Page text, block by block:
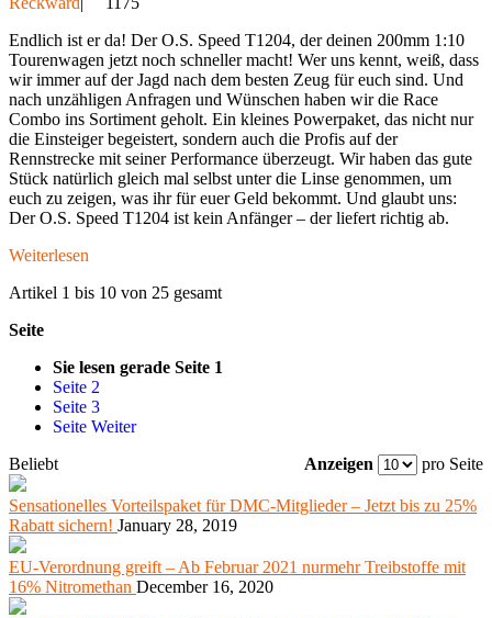
Endlich ist er da! Der O.S. Speed T1204, der deinen 200mm 1:10
Tourenwagen jetzt noch schneller macht! Wer uns kennt, weiß, dass
wir immer auf der Jagd nach dem besten Zeug für euch sind. Und
nach unzähligen Anfragen und Wünschen haben wir die Race
Combo ins Sortiment geholt. Ein kleines Powerpaket, das nicht nur
die Einsteiger begeistert, sondern auch die Profis auf der
Rennstrecke mit seiner Performance überzeugt. Wir haben das gute
Stück natürlich gleich mal selbst unter die Linse genommen, um
euch zu zeigen, was ihr für euer Geld bekommt. Und glaubt uns:
Der O.S. Speed T1204 ist kein Anfänger – der liefert richtig ab.
Weiterlesen
Artikel 1 bis 10 von 25 gesamt
Seite
Sie lesen gerade Seite 1
Seite 2
Seite 3
Seite Weiter
Anzeigen
pro Seite
Beliebt
Sensationelles Vorteilspaket für DMC-Mitglieder – Jetzt bis zu 25%
Rabatt sichern! January 28, 2019
EU-Verordnung greift – Ab Februar 2021 nurmehr Treibstoffe mit
16% Nitromethan December 16, 2020